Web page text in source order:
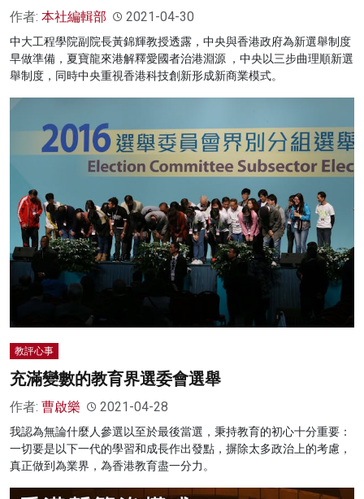
作者: 本社編輯部 2021-04-30
中大工程學院副院長黃錦輝教授透露，中央與香港政府為新選舉制度
早做準備，夏寶龍來港解釋愛國者治港淵源 ，中央以三步曲理順新選
舉制度，同時中央重視香港科技創新形成新商業模式。
教評心事
充滿變數的教育界選委會選舉
作者: 曹啟樂 2021-04-28
我認為無論什麼人參選以至於最後當選，秉持教育的初心十分重要：
一切要是以下一代的學習和成長作出發點，摒除太多政治上的考慮，
真正做到為業界，為香港教育盡一分力。